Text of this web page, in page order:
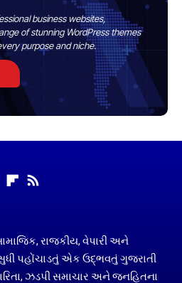
business websites,
of stunning WordPress themes
purpose and niche.
રાજકીય, વેપારી અને
પહોંચાડતું એક ઉદ્ભવતું ગુજરાતી
ઝડપી સમાચાર અને જનહિતના